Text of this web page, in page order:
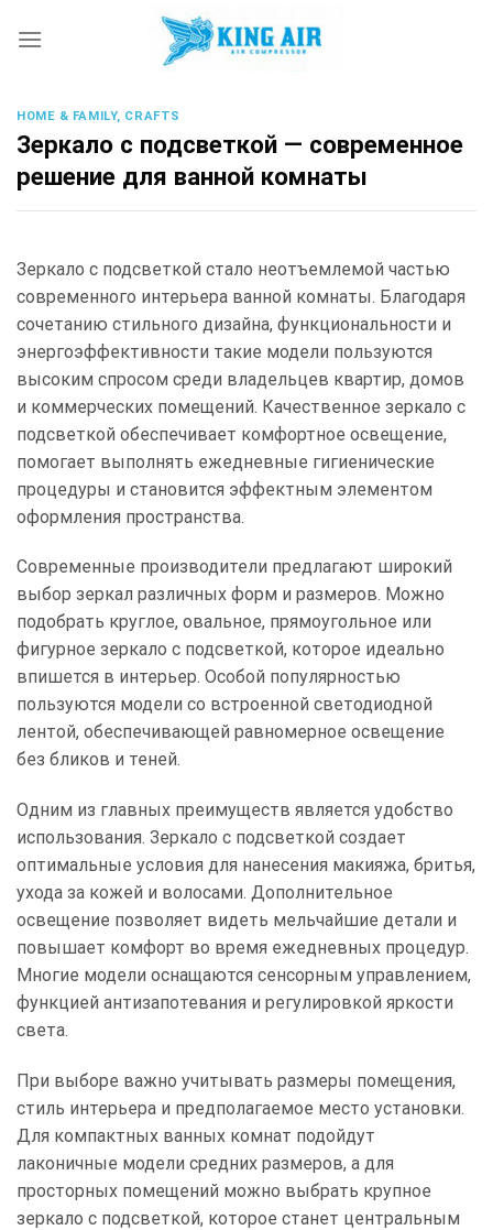
HOME & FAMILY, CRAFTS
Зеркало с подсветкой — современное
решение для ванной комнаты
Зеркало с подсветкой стало неотъемлемой частью
современного интерьера ванной комнаты. Благодаря
сочетанию стильного дизайна, функциональности и
энергоэффективности такие модели пользуются
высоким спросом среди владельцев квартир, домов
и коммерческих помещений. Качественное зеркало с
подсветкой обеспечивает комфортное освещение,
помогает выполнять ежедневные гигиенические
процедуры и становится эффектным элементом
оформления пространства.
Современные производители предлагают широкий
выбор зеркал различных форм и размеров. Можно
подобрать круглое, овальное, прямоугольное или
фигурное зеркало с подсветкой, которое идеально
впишется в интерьер. Особой популярностью
пользуются модели со встроенной светодиодной
лентой, обеспечивающей равномерное освещение
без бликов и теней.
Одним из главных преимуществ является удобство
использования. Зеркало с подсветкой создает
оптимальные условия для нанесения макияжа, бритья,
ухода за кожей и волосами. Дополнительное
освещение позволяет видеть мельчайшие детали и
повышает комфорт во время ежедневных процедур.
Многие модели оснащаются сенсорным управлением,
функцией антизапотевания и регулировкой яркости
света.
При выборе важно учитывать размеры помещения,
стиль интерьера и предполагаемое место установки.
Для компактных ванных комнат подойдут
лаконичные модели средних размеров, а для
просторных помещений можно выбрать крупное
зеркало с подсветкой, которое станет центральным